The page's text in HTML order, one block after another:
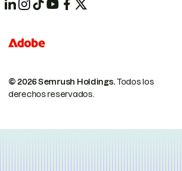
© 2026 Semrush Holdings.Todos los
derechos reservados.